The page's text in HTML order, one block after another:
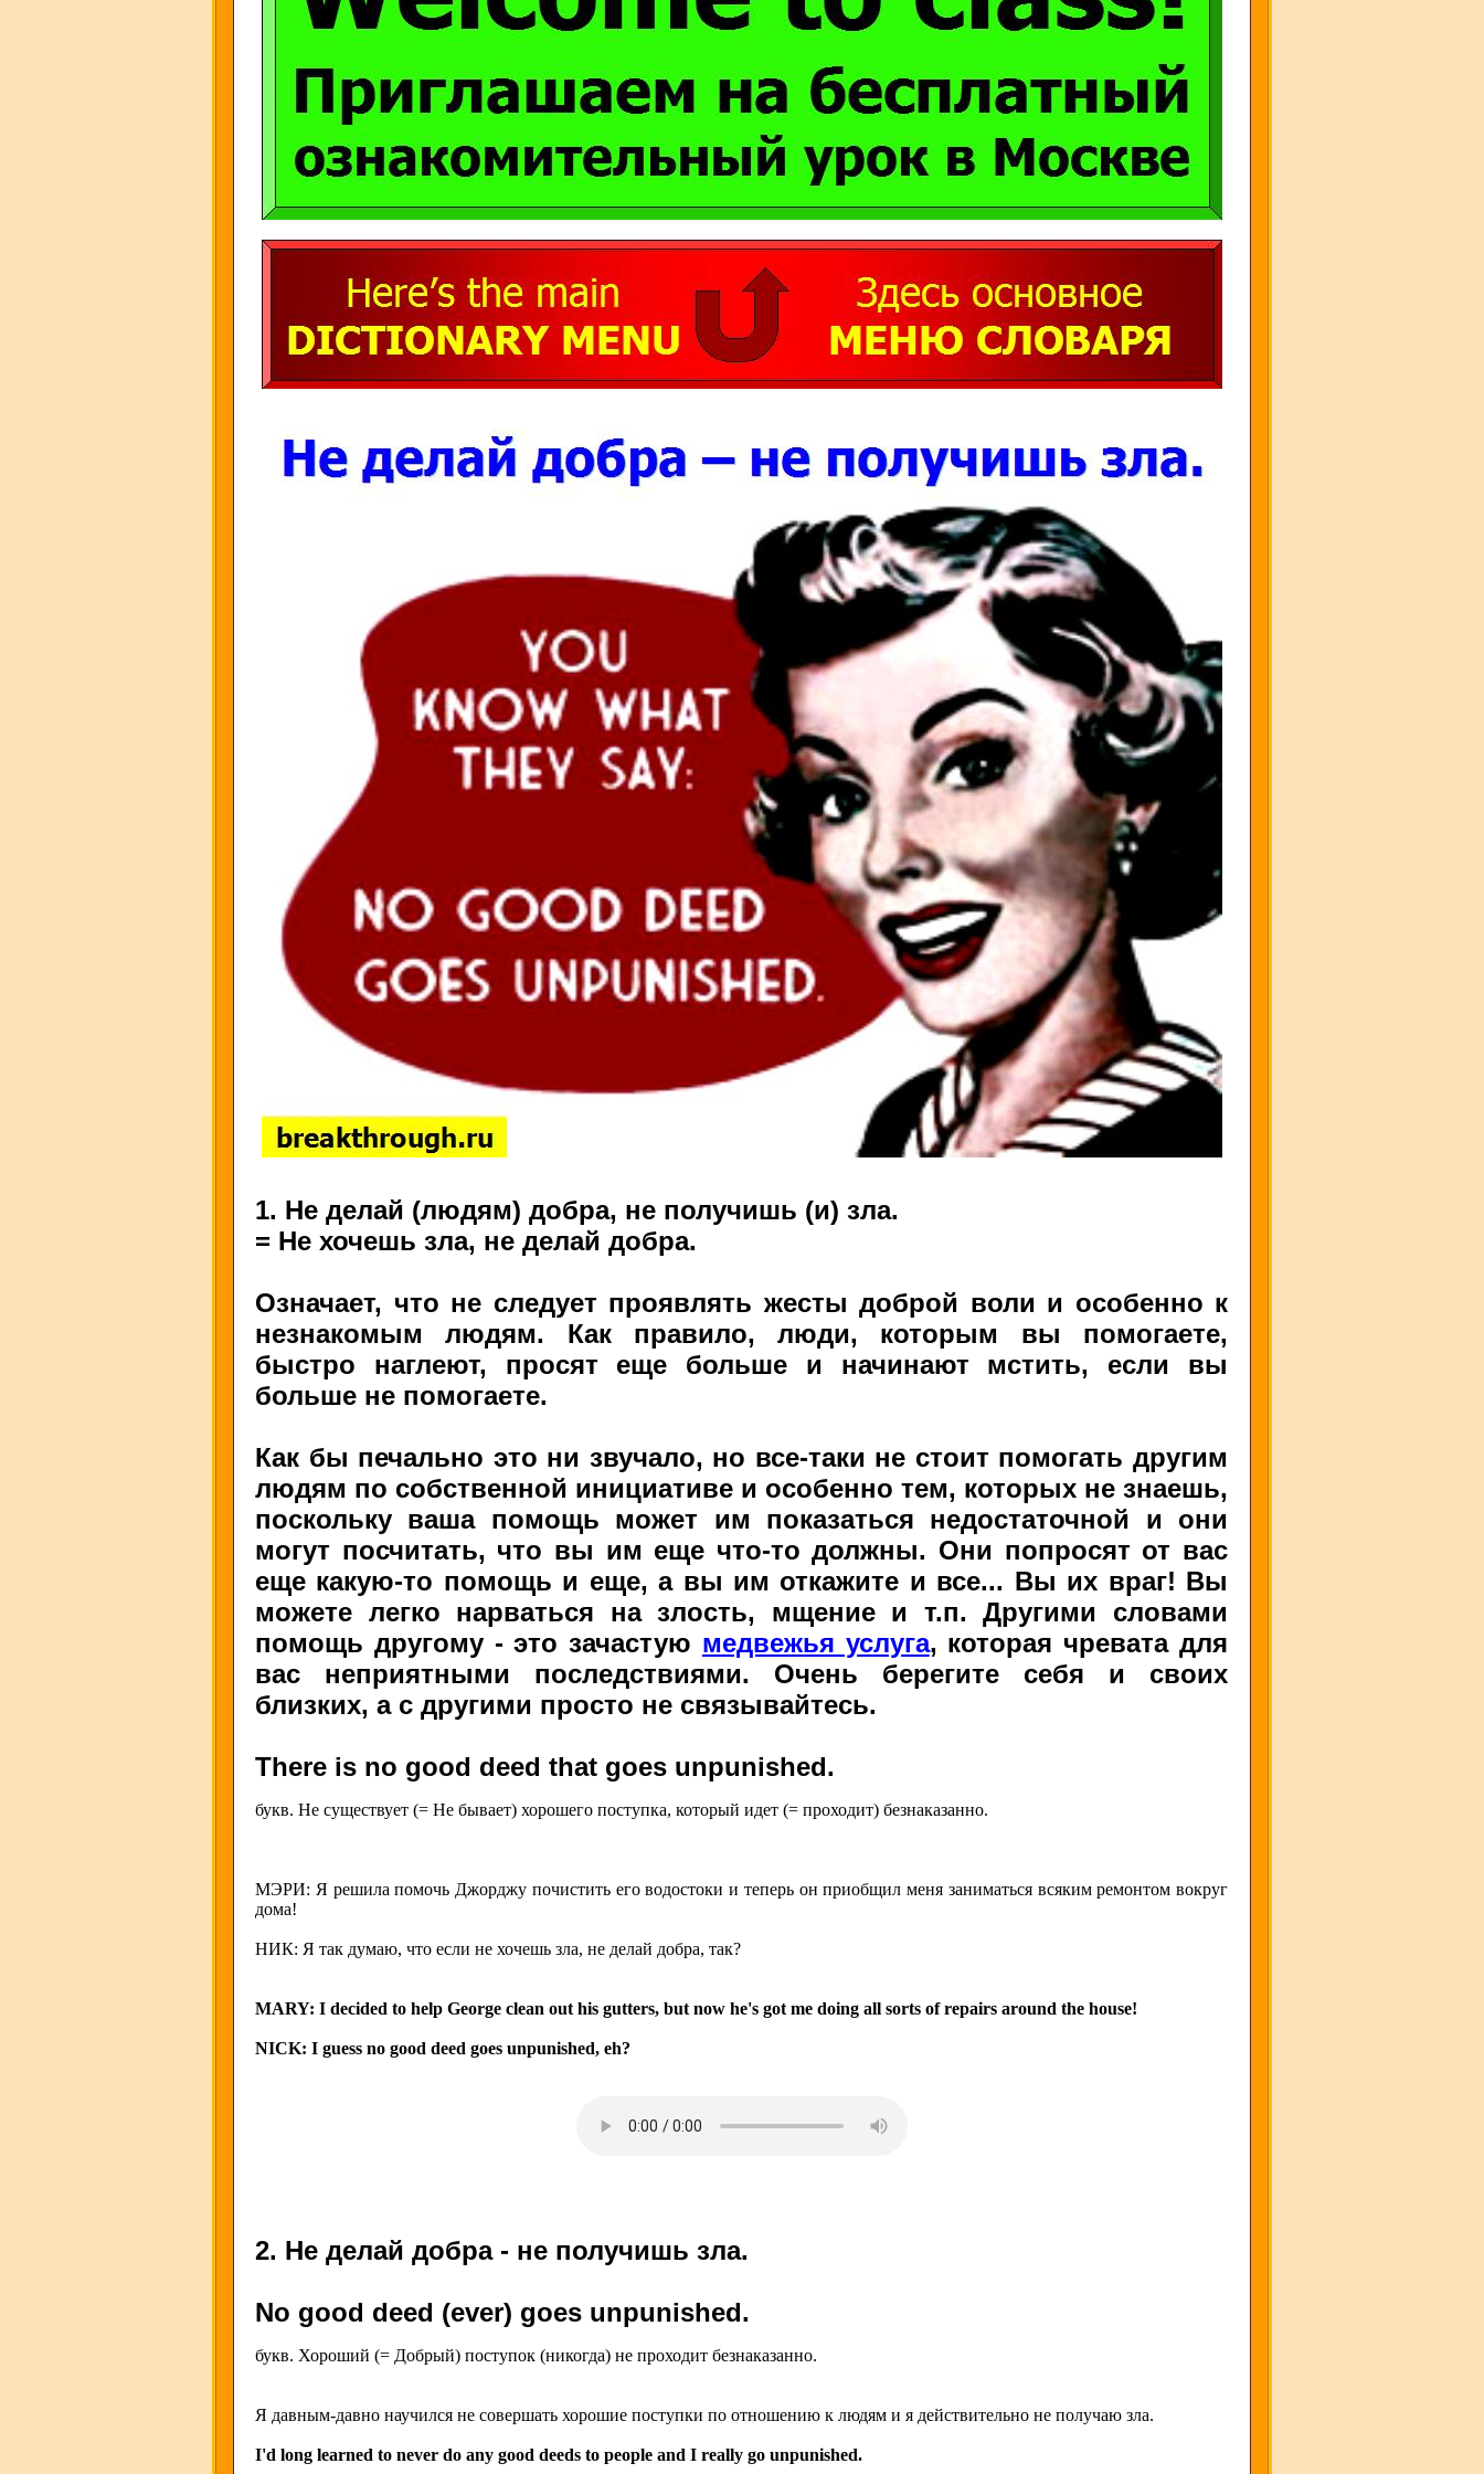
1. Не делай (людям) добра, не получишь (и) зла.
= Не хочешь зла, не делай добра.
Означает, что не следует проявлять жесты доброй воли и особенно к
незнакомым людям. Как правило, люди, которым вы помогаете,
быстро наглеют, просят еще больше и начинают мстить, если вы
больше не помогаете.
Как бы печально это ни звучало, но все-таки не стоит помогать другим
людям по собственной инициативе и особенно тем, которых не знаешь,
поскольку ваша помощь может им показаться недостаточной и они
могут посчитать, что вы им еще что-то должны. Они попросят от вас
еще какую-то помощь и еще, а вы им откажите и все... Вы их враг! Вы
можете легко нарваться на злость, мщение и т.п. Другими словами
помощь другому - это зачастую медвежья услуга, которая чревата для
вас неприятными последствиями. Очень берегите себя и своих
близких, а с другими просто не связывайтесь.
There is no good deed that goes unpunished.
букв. Не существует (= Не бывает) хорошего поступка, который идет (= проходит) безнаказанно.
МЭРИ: Я решила помочь Джорджу почистить его водостоки и теперь он приобщил меня заниматься всяким ремонтом вокруг
дома!
НИК: Я так думаю, что если не хочешь зла, не делай добра, так?
MARY: I decided to help George clean out his gutters, but now he's got me doing all sorts of repairs around the house!
NICK: I guess no good deed goes unpunished, eh?
2. Не делай добра - не получишь зла.
No good deed (ever) goes unpunished.
букв. Хороший (= Добрый) поступок (никогда) не проходит безнаказанно.
Я давным-давно научился не совершать хорошие поступки по отношению к людям и я действительно не получаю зла.
I'd long learned to never do any good deeds to people and I really go unpunished.